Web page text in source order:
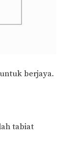
berjaya.
tabiat